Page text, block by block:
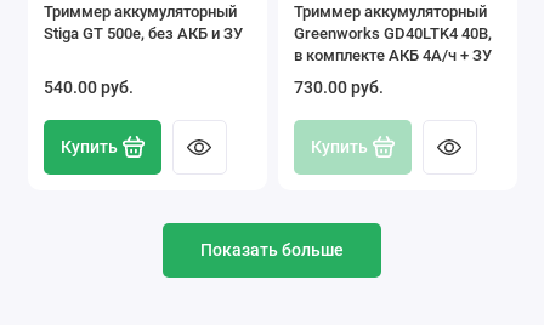
Триммер аккумуляторный
Stiga GT 500e, без АКБ и ЗУ
540.00 pуб.
Купить
Триммер аккумуляторный
Greenworks GD40LTK4 40В,
в комплекте АКБ 4А/ч + ЗУ
730.00 pуб.
Купить
Показать больше